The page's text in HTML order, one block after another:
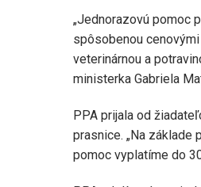
„Jednorazovú pomoc
spôsobenou
veterinárnou a
ministerka Gabriela
PPA prijala od
prasnice. „Na
pomoc vyplatíme do